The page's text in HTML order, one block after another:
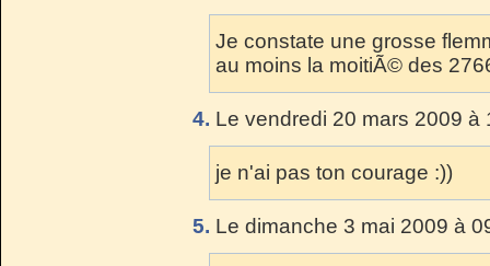
Je constate une grosse
au moins la moitiÃ© des
4. Le vendredi 20 mars 2009 à
je n'ai pas ton courage :))
5. Le dimanche 3 mai 2009 à